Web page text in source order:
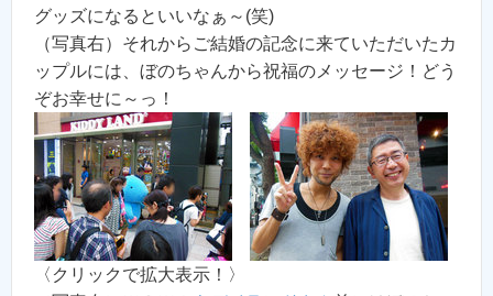
グッズになるといいなぁ～(笑)
（写真右）それからご結婚の記念に来ていただいたカ
ップルには、ぼのちゃんから祝福のメッセージ！どう
ぞお幸せに～っ！
〈クリックで拡大表示！〉